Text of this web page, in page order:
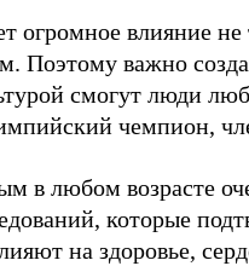
огромное влияние не
Поэтому важно
смогут люди
чемпион,
в любом возрасте
которые
на здоровье,